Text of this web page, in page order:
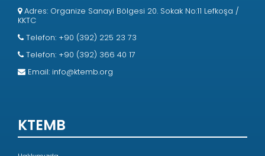
Adres: Organize Sanayi Bölgesi 20. Sokak No:11 Lefkoşa /
KKTC
Telefon: +90 (392) 225 23 73
Telefon: +90 (392) 366 40 17
Email: info@ktemb.org
KTEMB